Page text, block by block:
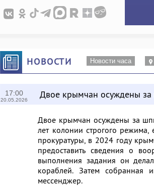
НОВОСТИ Новости часа
17:00
20.05.2026 Двое крымчан осуждены за
Двое крымчан осуждены за
лет колонии строгого
прокуратуры, в 2024 году
предоставить сведения о
выполнения задания он
кораблей. Затем собранная
мессенджер.